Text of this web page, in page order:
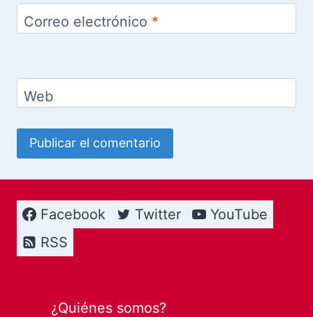
Correo electrónico *
Web
Facebook Twitter
YouTube
RSS
¿Quiénes somos?